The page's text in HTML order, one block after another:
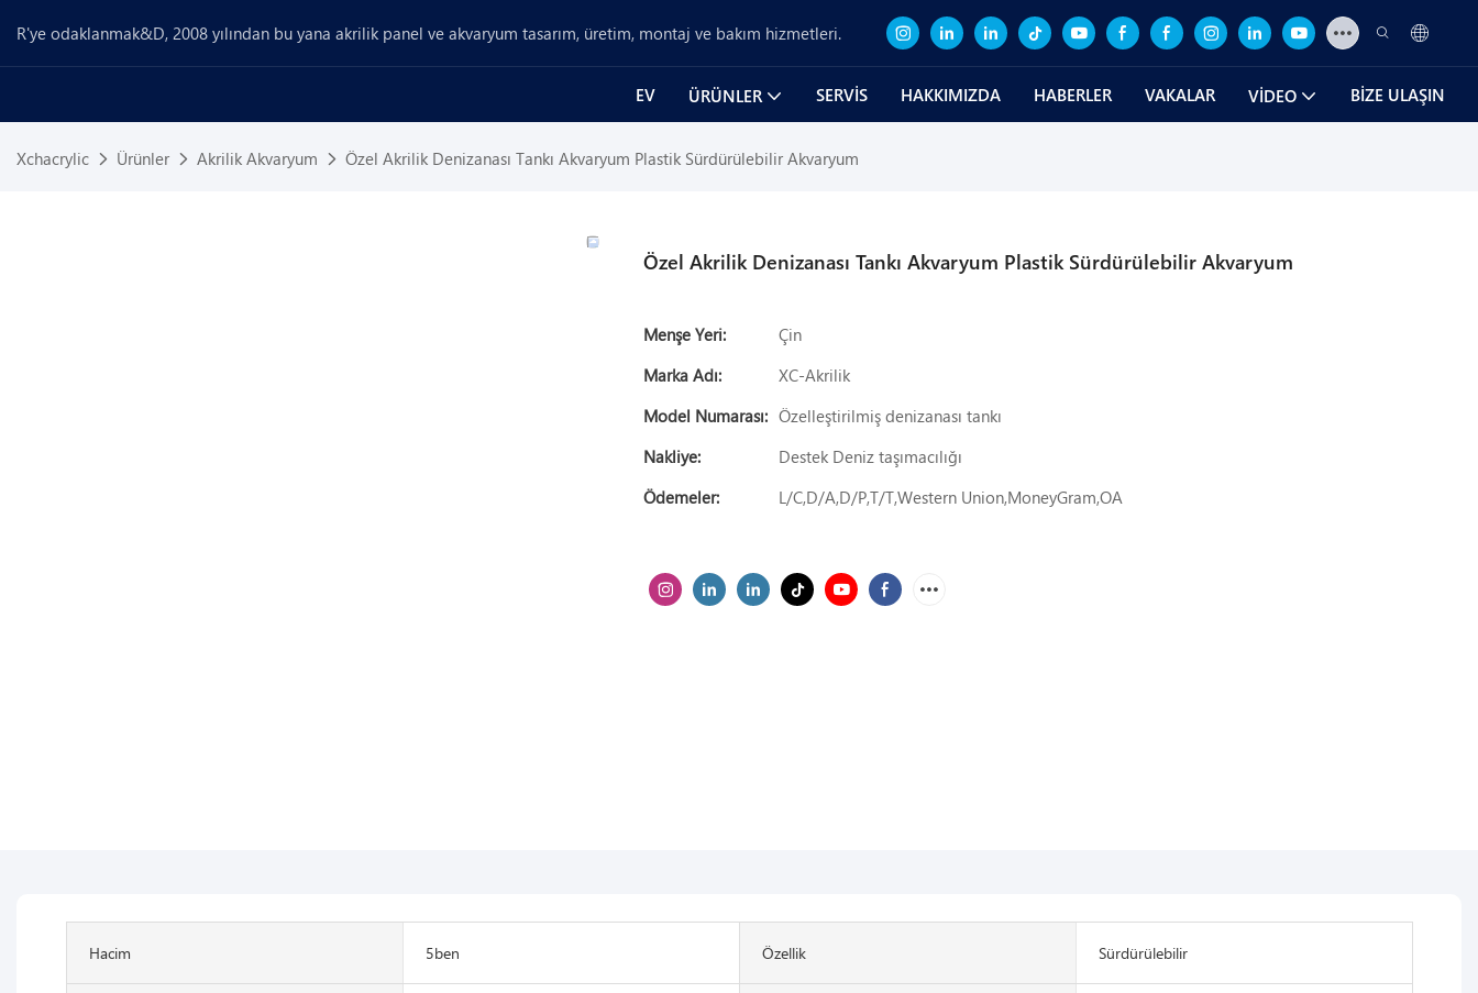
R'ye odaklanmak&D, 2008 yılından bu yana akrilik panel ve akvaryum tasarım, üretim, montaj ve bakım hizmetleri.
EV ÜRÜNLER SERVIS HAKKIMIZDA HABERLER VAKALAR VIDEO BIZE ULAŞIN
Xchacrylic Ürünler Akrilik Akvaryum Özel Akrilik Denizanası Tankı Akvaryum Plastik Sürdürülebilir Akvaryum
Özel Akrilik Denizanası Tankı Akvaryum Plastik Sürdürülebilir Akvaryum
Menşe Yeri:
Çin
Marka Adı:
XC-Akrilik
Model Numarası: Özelleştirilmiş denizanası tankı
Nakliye:
Destek Deniz taşımacılığı
Ödemeler:
L/C,D/A,D/P,T/T,Western Union,MoneyGram,OA
Hacim 5ben Özellik Sürdürülebilir